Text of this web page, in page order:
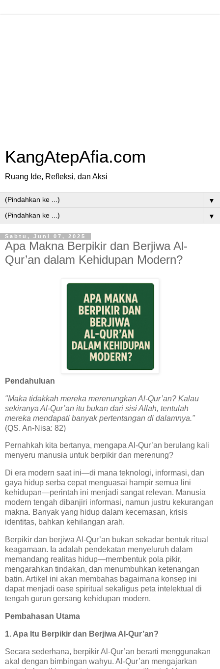
KangAtepAfia.com
Ruang Ide, Refleksi, dan Aksi
▼
▼
Sabtu, Juni 07, 2025
Apa Makna Berpikir dan Berjiwa Al-
Qur’an dalam Kehidupan Modern?
Pendahuluan
"Maka tidakkah mereka merenungkan Al-Qur’an? Kalau
sekiranya Al-Qur’an itu bukan dari sisi Allah, tentulah
mereka mendapati banyak pertentangan di dalamnya."
(QS. An-Nisa: 82)
Pernahkah kita bertanya, mengapa Al-Qur’an berulang kali
menyeru manusia untuk berpikir dan merenung?
Di era modern saat ini—di mana teknologi, informasi, dan
gaya hidup serba cepat menguasai hampir semua lini
kehidupan—perintah ini menjadi sangat relevan. Manusia
modern tengah dibanjiri informasi, namun justru kekurangan
makna. Banyak yang hidup dalam kecemasan, krisis
identitas, bahkan kehilangan arah.
Berpikir dan berjiwa Al-Qur’an bukan sekadar bentuk ritual
keagamaan. Ia adalah pendekatan menyeluruh dalam
memandang realitas hidup—membentuk pola pikir,
mengarahkan tindakan, dan menumbuhkan ketenangan
batin. Artikel ini akan membahas bagaimana konsep ini
dapat menjadi oase spiritual sekaligus peta intelektual di
tengah gurun gersang kehidupan modern.
Pembahasan Utama
1. Apa Itu Berpikir dan Berjiwa Al-Qur’an?
Secara sederhana, berpikir Al-Qur’an berarti menggunakan
akal dengan bimbingan wahyu. Al-Qur’an mengajarkan